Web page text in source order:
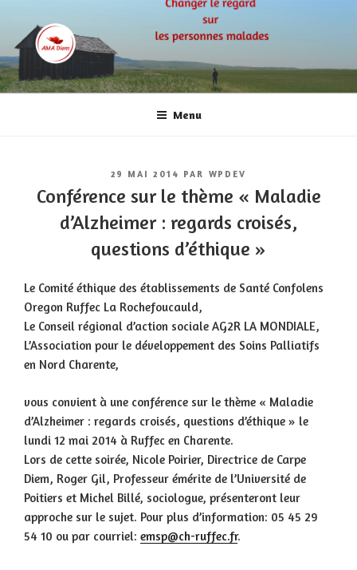
contenu
principal
AMA DIEM
Aime le jour, avec et malgré la maladie!
Menu
PUBLIÉ
29 MAI 2014 PAR WPDEV
Conférence sur le thème « Maladie
d’Alzheimer : regards croisés,
questions d’éthique »
Le Comité éthique des établissements de Santé Confolens
Oregon Ruffec La Rochefoucauld,
Le Conseil régional d’action sociale AG2R LA MONDIALE,
L’Association pour le développement des Soins Palliatifs
en Nord Charente,
vous convient à une conférence sur le thème « Maladie
d’Alzheimer : regards croisés, questions d’éthique » le
lundi 12 mai 2014 à Ruffec en Charente.
Lors de cette soirée, Nicole Poirier, Directrice de Carpe
Diem, Roger Gil, Professeur émérite de l’Université de
Poitiers et Michel Billé, sociologue, présenteront leur
approche sur le sujet. Pour plus d’information: 05 45 29
54 10 ou par courriel: emsp@ch-ruffec.fr.